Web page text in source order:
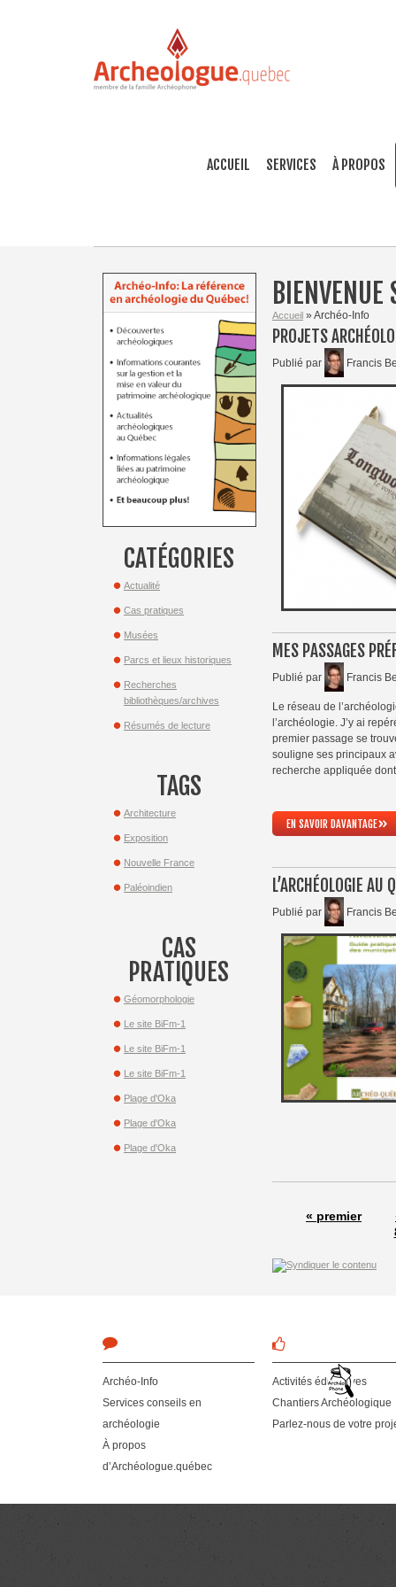
ACCUEIL SERVICES À PROPOS
CATÉGORIES
Actualité
Cas pratiques
Musées
Parcs et lieux historiques
Recherches
bibliothèques/archives
Résumés de lecture
TAGS
Architecture
Exposition
Nouvelle France
Paléoindien
CAS
PRATIQUES
Géomorphologie
Le site BiFm-1
Le site BiFm-1
Le site BiFm-1
Plage d'Oka
Plage d'Oka
Plage d'Oka
Accueil » Archéo-Info
PROJETS
Publié par Francis
MES PASSAGES
Publié par Francis
Le réseau de
l’archéologie. J’y ai
premier passage se
souligne ses principaux
recherche appliquée
EN SAVOIR DAVANTAGE»
L’ARCHÉOLOGIE
Publié par Francis
« premier
Archéo-Info
Services conseils en
archéologie
À propos
d’Archéologue.québec
Activités éducatives
Chantiers Archéologique
Parlez-nous de votre